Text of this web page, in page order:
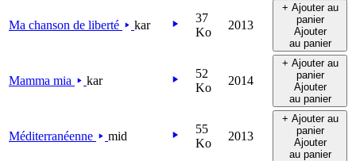
Ma chanson de liberté kar
37
Ko
2013
+ Ajouter au
panier
Ajouter
au panier
Mamma mia kar
52
Ko
2014
+ Ajouter au
panier
Ajouter
au panier
Méditerranéenne mid
55
Ko
2013
+ Ajouter au
panier
Ajouter
au panier